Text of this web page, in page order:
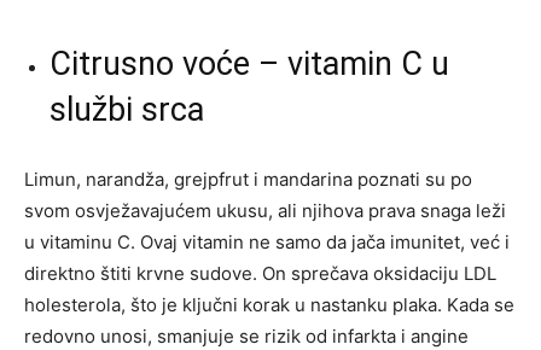
Citrusno voće – vitamin C u
službi srca
Limun, narandža, grejpfrut i mandarina poznati su po
svom osvježavajućem ukusu, ali njihova prava snaga leži
u vitaminu C. Ovaj vitamin ne samo da jača imunitet, već i
direktno štiti krvne sudove. On sprečava oksidaciju LDL
holesterola, što je ključni korak u nastanku plaka. Kada se
redovno unosi, smanjuje se rizik od infarkta i angine